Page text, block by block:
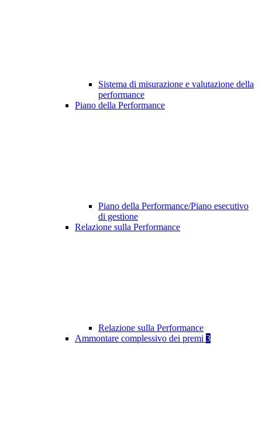
Sistema di misurazione e valutazione della
performance
Piano della Performance
Piano della Performance/Piano esecutivo
di gestione
Relazione sulla Performance
Relazione sulla Performance
Ammontare complessivo dei premi 3